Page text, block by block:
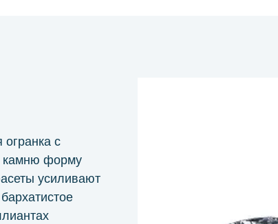
с
камню форму
усиливают